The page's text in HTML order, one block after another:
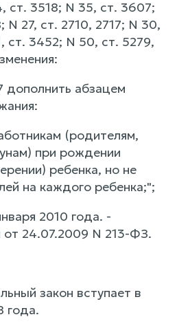
ст. 3518; N 35, ст. 3607;
27, ст. 2710, 2717; N 30,
ст. 3452; N 50, ст. 5279,
дополнить абзацем
(родителям,
при рождении
ребенка, но не
на каждого ребенка;";
2010 года. -
24.07.2009 N 213-ФЗ.
закон вступает в
года.